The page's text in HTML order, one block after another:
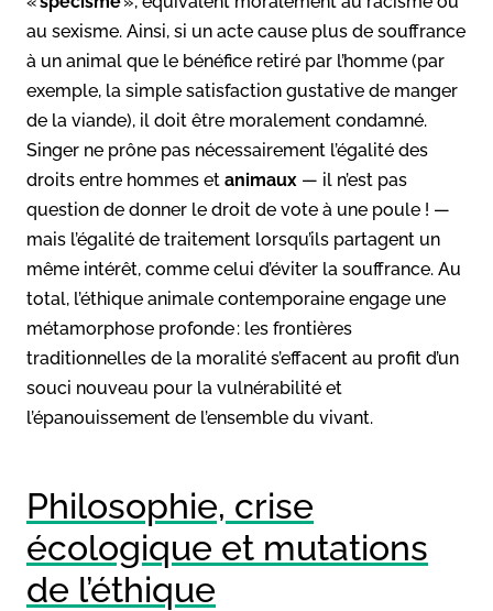
au sexisme. Ainsi, si un acte cause plus de souffrance
à un animal que le bénéfice retiré par l’homme (par
exemple, la simple satisfaction gustative de manger
de la viande), il doit être moralement condamné.
Singer ne prône pas nécessairement l’égalité des
droits entre hommes et animaux — il n’est pas
question de donner le droit de vote à une poule ! —
mais l’égalité de traitement lorsqu’ils partagent un
même intérêt, comme celui d’éviter la souffrance. Au
total, l’éthique animale contemporaine engage une
métamorphose profonde : les frontières
traditionnelles de la moralité s’effacent au profit d’un
souci nouveau pour la vulnérabilité et
l’épanouissement de l’ensemble du vivant.
Philosophie, crise
écologique et mutations
de l’éthique